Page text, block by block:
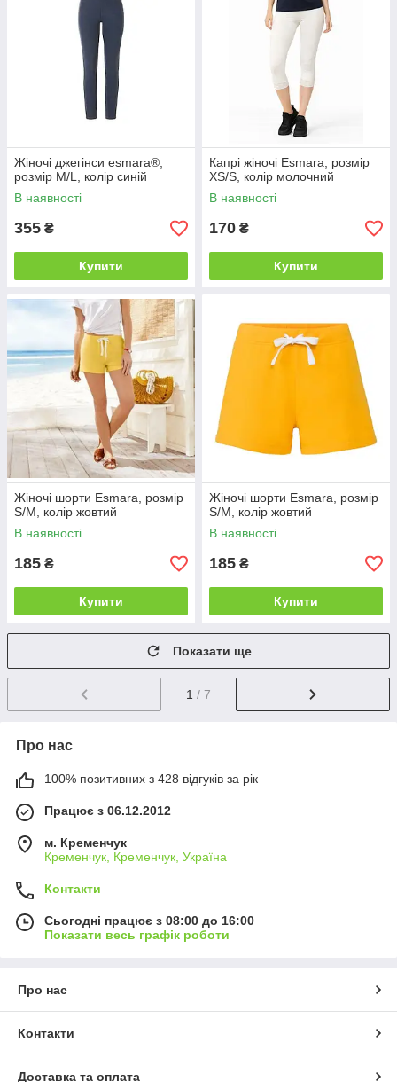
Жіночі джегінси esmara®,
розмір M/L, колір синій
В наявності
355 ₴
Купити
Капрі жіночі Esmara, розмір
XS/S, колір молочний
В наявності
170 ₴
Купити
Жіночі шорти Esmara, розмір
S/M, колір жовтий
В наявності
185 ₴
Купити
Жіночі шорти Esmara, розмір
S/M, колір жовтий
В наявності
185 ₴
Купити
Показати ще
1 / 7
Про нас
100% позитивних з 428 відгуків за рік
Працює з 06.12.2012
м. Кременчук
Кременчук, Кременчук, Україна
Контакти
Сьогодні працює з 08:00 до 16:00
Показати весь графік роботи
Про нас
Контакти
Доставка та оплата